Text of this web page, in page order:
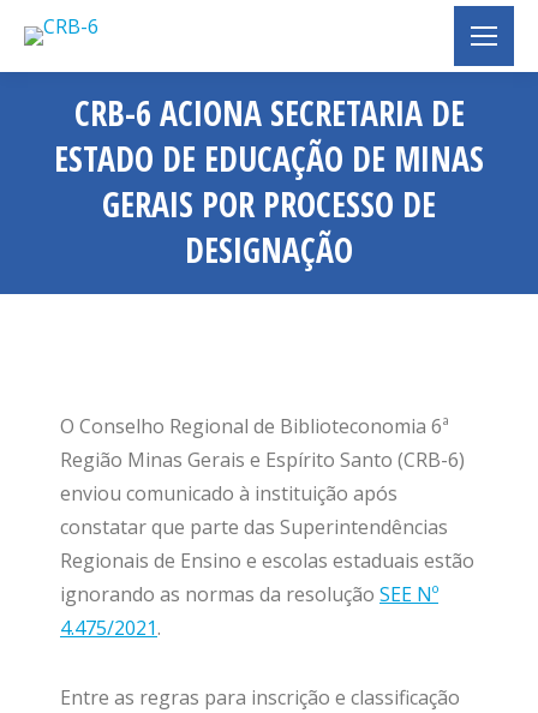
CRB-6 ACIONA SECRETARIA DE
ESTADO DE EDUCAÇÃO DE MINAS
GERAIS POR PROCESSO DE
DESIGNAÇÃO
Você está aqui:
O Conselho Regional de Biblioteconomia 6ª
Região Minas Gerais e Espírito Santo (CRB-6)
enviou comunicado à instituição após
constatar que parte das Superintendências
Regionais de Ensino e escolas estaduais estão
ignorando as normas da resolução SEE Nº
4.475/2021.
Entre as regras para inscrição e classificação